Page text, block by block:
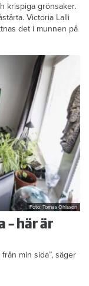
krispiga grönsaker.
Victoria Lalli
det i munnen på
Foto: Tomas Ohlsson
– här är
min sida”, säger